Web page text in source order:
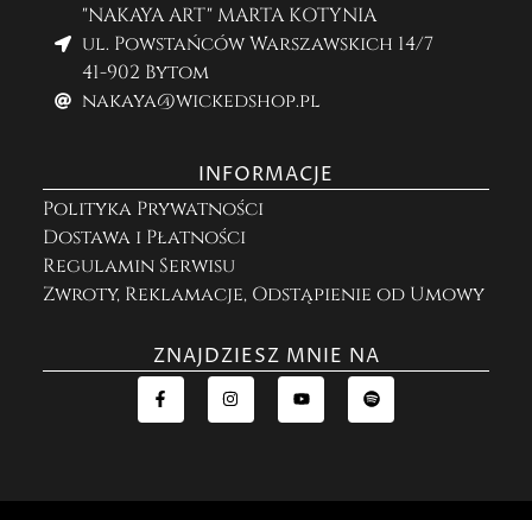
"NAKAYA ART" MARTA KOTYNIA
ul. Powstańców Warszawskich 14/7
41-902 Bytom
nakaya@wickedshop.pl
INFORMACJE
Polityka Prywatności
Dostawa i Płatności
Regulamin Serwisu
Zwroty, Reklamacje, Odstąpienie od Umowy
ZNAJDZIESZ MNIE NA